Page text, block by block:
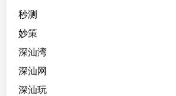
秒测
妙策
深汕湾
深汕网
深汕玩